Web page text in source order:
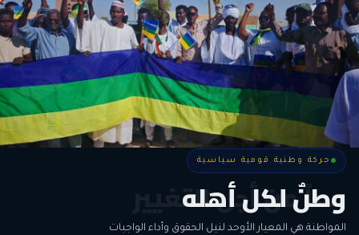
حركة وطنية قومية سياسية
وطنٌ لكل أهله
المواطنة هي المعيار الأوحد لنيل الحقوق وأداء الواجبات
حركة وطنية قومية سياسية
معاً من أجل التغيير
الحرية • الوحدة • السلام • الديمقراطية